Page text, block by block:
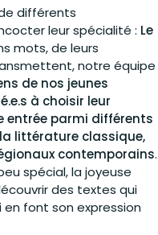
différents
leur spécialité : Le
mots, de leurs
notre équipe
de nos jeunes
à choisir leur
entrée parmi différents
littérature classique,
contemporains.
spécial, la joyeuse
des textes qui
font son expression